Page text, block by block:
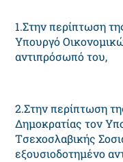
1.Στην περίπτωση
Yπουργό
αντιπρόσωπό του,
2.Στην περίπτωση
Δημοκρατίας τον
Tσεχοσλαβικής
εξουσιοδοτημένο